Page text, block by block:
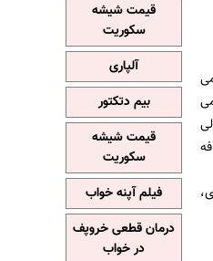
اضافه
قیمت شیشه
سکوریت
آلپاری
بیم دتکتور
قیمت شیشه
سکوریت
فیلم آپنه خواب
درمان قطعی خروپف
در خواب